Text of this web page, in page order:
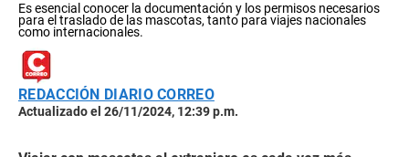
Es esencial conocer la documentación y los permisos necesarios
para el traslado de las mascotas, tanto para viajes nacionales
como internacionales.
REDACCIÓN DIARIO CORREO
Actualizado el 26/11/2024, 12:39 p.m.